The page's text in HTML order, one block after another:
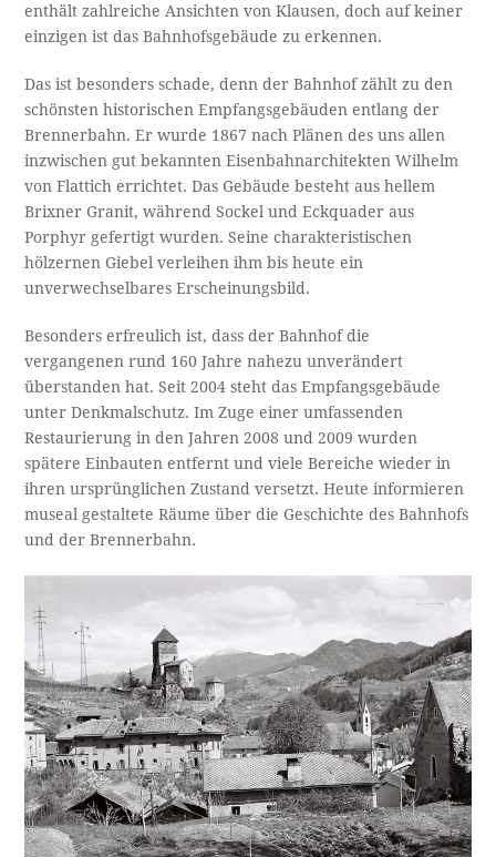
enthält zahlreiche Ansichten von Klausen, doch auf keiner
einzigen ist das Bahnhofsgebäude zu erkennen.
Das ist besonders schade, denn der Bahnhof zählt zu den
schönsten historischen Empfangsgebäuden entlang der
Brennerbahn. Er wurde 1867 nach Plänen des uns allen
inzwischen gut bekannten Eisenbahnarchitekten Wilhelm
von Flattich errichtet. Das Gebäude besteht aus hellem
Brixner Granit, während Sockel und Eckquader aus
Porphyr gefertigt wurden. Seine charakteristischen
hölzernen Giebel verleihen ihm bis heute ein
unverwechselbares Erscheinungsbild.
Besonders erfreulich ist, dass der Bahnhof die
vergangenen rund 160 Jahre nahezu unverändert
überstanden hat. Seit 2004 steht das Empfangsgebäude
unter Denkmalschutz. Im Zuge einer umfassenden
Restaurierung in den Jahren 2008 und 2009 wurden
spätere Einbauten entfernt und viele Bereiche wieder in
ihren ursprünglichen Zustand versetzt. Heute informieren
museal gestaltete Räume über die Geschichte des Bahnhofs
und der Brennerbahn.